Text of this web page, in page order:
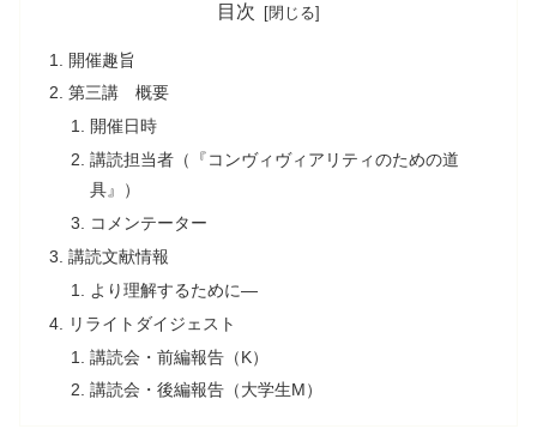
目次
開催趣旨
第三講 概要
開催日時
講読担当者（『コンヴィヴィアリティのための道
具』）
コメンテーター
講読文献情報
より理解するために―
リライトダイジェスト
講読会・前編報告（K）
講読会・後編報告（大学生M）